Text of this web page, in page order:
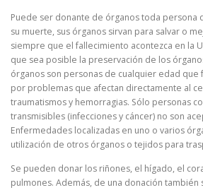
Puede ser donante de órganos toda persona
su muerte, sus órganos sirvan para salvar o
siempre que el fallecimiento acontezca en la
que sea posible la preservación de los
órganos son personas de cualquier edad que
por problemas que afectan directamente al
traumatismos y hemorragias. Sólo personas
transmisibles (infecciones y cáncer) no son
Enfermedades localizadas en uno o varios
utilización de otros órganos o tejidos para
Se pueden donar los riñones, el hígado, el
pulmones. Además, de una donación